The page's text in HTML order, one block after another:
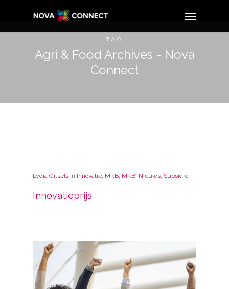
TAG
Agri & Food Archives - Nova
Connect
Lydia Gitsels In Innovatie, MKB, MKB, Nieuws, Subsidie
Innovatieprijs